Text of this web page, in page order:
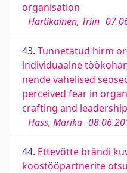
organisation
Hartikainen, Triin
43. Tunnetatud hirm
individuaalne
nende vahelised
perceived fear in
crafting and leadership
Hass, Marika
44. Ettevõtte brändi
koostööpartnerite